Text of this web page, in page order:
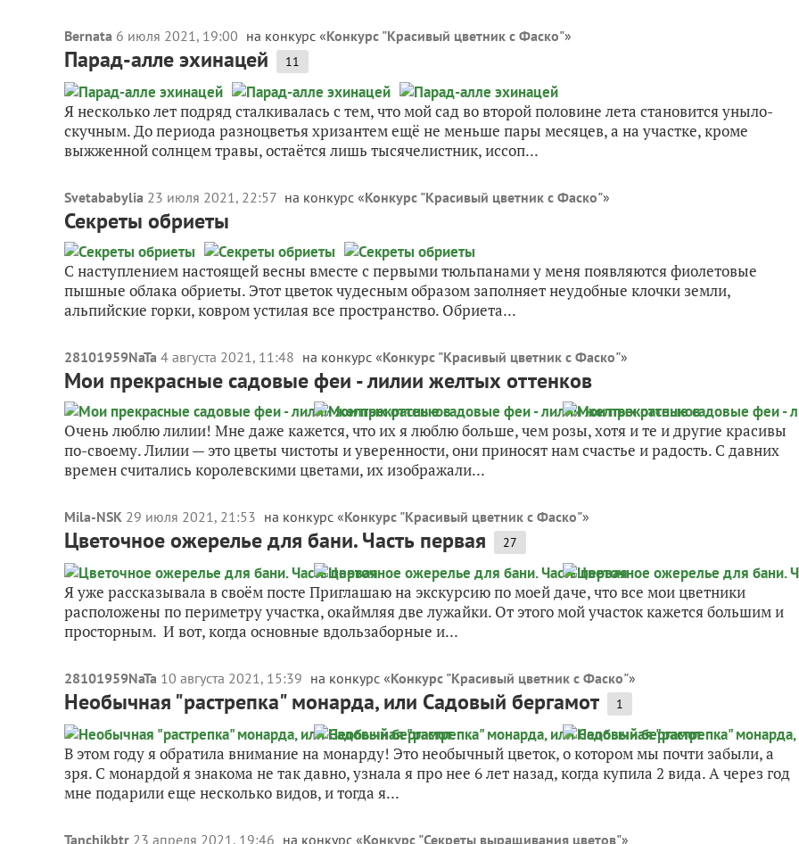
Bernata 6 июля 2021, 19:00 на конкурс «Конкурс "Красивый цветник с Фаско"»
Парад-алле эхинацей 11
Я несколько лет подряд сталкивалась с тем, что мой сад во второй половине лета становится уныло-
скучным. До периода разноцветья хризантем ещё не меньше пары месяцев, а на участке, кроме
выжженной солнцем травы, остаётся лишь тысячелистник, иссоп...
Svetababylia 23 июля 2021, 22:57 на конкурс «Конкурс "Красивый цветник с Фаско"»
Секреты обриеты
С наступлением настоящей весны вместе с первыми тюльпанами у меня появляются фиолетовые
пышные облака обриеты. Этот цветок чудесным образом заполняет неудобные клочки земли,
альпийские горки, ковром устилая все пространство. Обриета...
28101959NaTa 4 августа 2021, 11:48 на конкурс «Конкурс "Красивый цветник с Фаско"»
Мои прекрасные садовые феи - лилии желтых оттенков
Очень люблю лилии! Мне даже кажется, что их я люблю больше, чем розы, хотя и те и другие красивы
по-своему. Лилии — это цветы чистоты и уверенности, они приносят нам счастье и радость. С давних
времен считались королевскими цветами, их изображали...
Mila-NSK 29 июля 2021, 21:53 на конкурс «Конкурс "Красивый цветник с Фаско"»
Цветочное ожерелье для бани. Часть первая 27
Я уже рассказывала в своём посте Приглашаю на экскурсию по моей даче, что все мои цветники
расположены по периметру участка, окаймляя две лужайки. От этого мой участок кажется большим и
просторным. И вот, когда основные вдользаборные и...
28101959NaTa 10 августа 2021, 15:39 на конкурс «Конкурс "Красивый цветник с Фаско"»
Необычная "растрепка" монарда, или Садовый бергамот 1
В этом году я обратила внимание на монарду! Это необычный цветок, о котором мы почти забыли, а
зря. С монардой я знакома не так давно, узнала я про нее 6 лет назад, когда купила 2 вида. А через год
мне подарили еще несколько видов, и тогда я...
Tanchikbtr 23 апреля 2021, 19:46 на конкурс «Конкурс "Секреты выращивания цветов"»